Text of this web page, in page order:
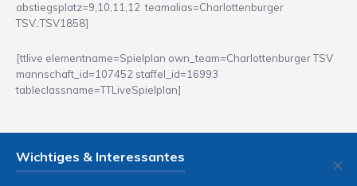
abstiegsplatz=9,10,11,12 teamalias=Charlottenburger
TSV.:TSV1858]
[ttlive elementname=Spielplan own_team=Charlottenburger TSV
mannschaft_id=107452 staffel_id=16993
tableclassname=TTLiveSpielplan]
Wichtiges & Interessantes